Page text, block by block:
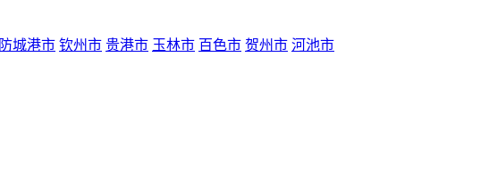
防城港市 钦州市 贵港市 玉林市 百色市 贺州市 河池市